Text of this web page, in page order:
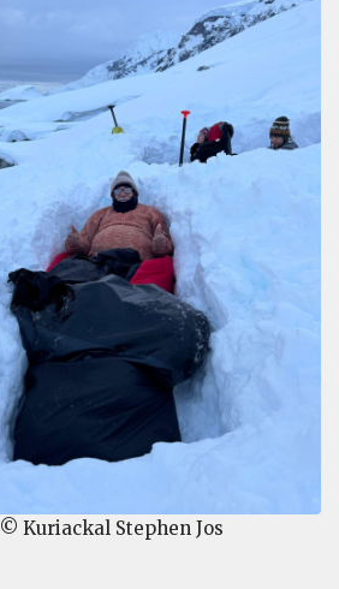
© Kuriackal Stephen Jos